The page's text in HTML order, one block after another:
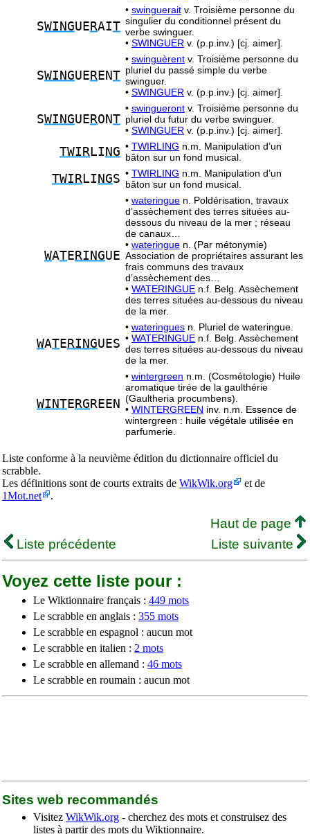
SWINGUE RAIT
• swinguerait v. Troisième personne du
singulier du conditionnel présent du
verbe swinguer.
• SWINGUER v. (p.p.inv.) [cj. aimer].
SWINGUE RENT
• swinguèrent v. Troisième personne du
pluriel du passé simple du verbe
swinguer.
• SWINGUER v. (p.p.inv.) [cj. aimer].
SWINGUE RONT
• swingueront v. Troisième personne du
pluriel du futur du verbe swinguer.
• SWINGUER v. (p.p.inv.) [cj. aimer].
TWIRLI NG • TWIRLING n.m. Manipulation d’un
bâton sur un fond musical.
TWIRLI NGS • TWIRLING n.m. Manipulation d’un
bâton sur un fond musical.
WATE RINGUE
• wateringue n. Poldérisation, travaux
d’assèchement des terres situées au-
dessous du niveau de la mer ; réseau
de canaux…
• wateringue n. (Par métonymie)
Association de propriétaires assurant les
frais communs des travaux
d’assèchement des…
• WATERINGUE n.f. Belg. Assèchement
des terres situées au-dessous du niveau
de la mer.
WATE RINGUES
• wateringues n. Pluriel de wateringue.
• WATERINGUE n.f. Belg. Assèchement
des terres situées au-dessous du niveau
de la mer.
WINTE RG REEN
• wintergreen n.m. (Cosmétologie) Huile
aromatique tirée de la gaulthérie
(Gaultheria procumbens).
• WINTERGREEN inv. n.m. Essence de
wintergreen : huile végétale utilisée en
parfumerie.
Liste conforme à la neuvième édition du dictionnaire officiel du
scrabble.
Les définitions sont de courts extraits de WikWik.org
et de
1Mot.net
.
Haut de page
Liste précédente
Liste suivante
Voyez cette liste pour :
Le Wiktionnaire français : 449 mots
Le scrabble en anglais : 355 mots
Le scrabble en espagnol : aucun mot
Le scrabble en italien : 2 mots
Le scrabble en allemand : 46 mots
Le scrabble en roumain : aucun mot
Sites web recommandés
Visitez WikWik.org - cherchez des mots et construisez des
listes à partir des mots du Wiktionnaire.